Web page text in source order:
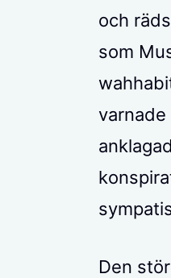
och
som
Den